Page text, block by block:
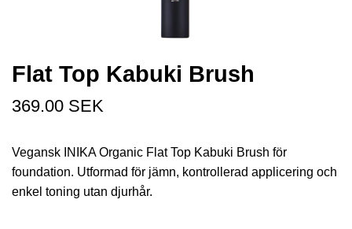
Flat Top Kabuki Brush
369.00 SEK
Vegansk INIKA Organic Flat Top Kabuki Brush för
foundation. Utformad för jämn, kontrollerad applicering och
enkel toning utan djurhår.